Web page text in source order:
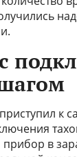
к
прибор в